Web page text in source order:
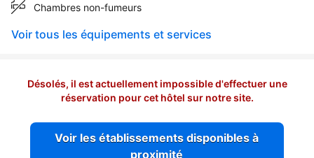
Chambres non-fumeurs
Voir tous les équipements et services
Désolés, il est actuellement impossible d'effectuer une
réservation pour cet hôtel sur notre site.
Voir les établissements disponibles à
proximité